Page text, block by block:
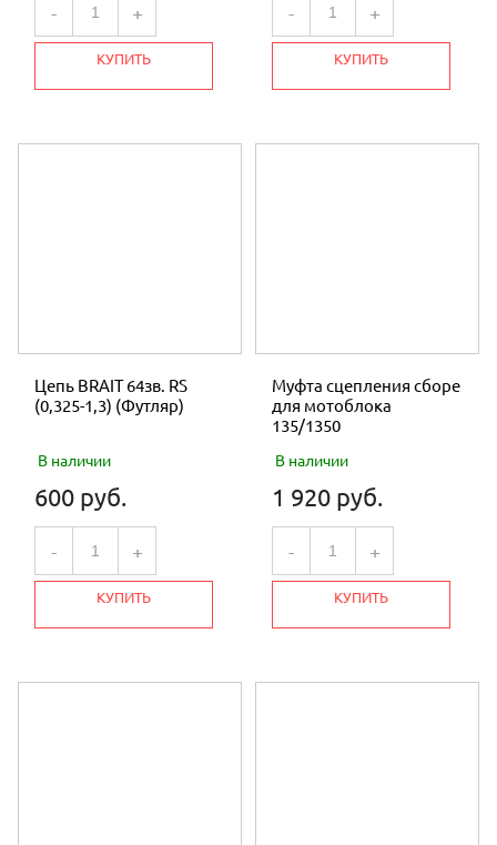
- +
КУПИТЬ
- +
КУПИТЬ
Цепь BRAIT 64зв. RS
(0,325-1,3) (Футляр)
В наличии
600 руб.
- +
КУПИТЬ
Муфта сцепления сборе
для мотоблока
135/1350
В наличии
1 920 руб.
- +
КУПИТЬ